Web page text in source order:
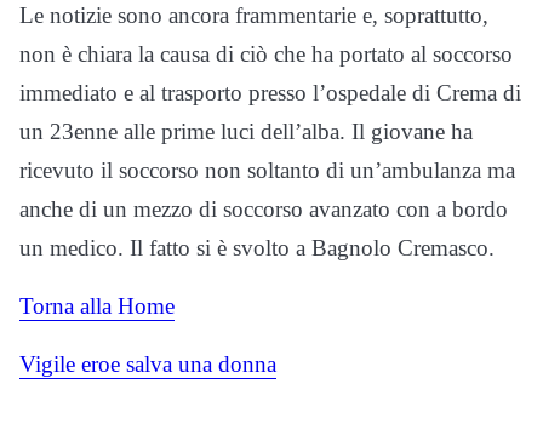
Le notizie sono ancora frammentarie e, soprattutto,
non è chiara la causa di ciò che ha portato al soccorso
immediato e al trasporto presso l’ospedale di Crema di
un 23enne alle prime luci dell’alba. Il giovane ha
ricevuto il soccorso non soltanto di un’ambulanza ma
anche di un mezzo di soccorso avanzato con a bordo
un medico. Il fatto si è svolto a Bagnolo Cremasco.
Torna alla Home
Vigile eroe salva una donna